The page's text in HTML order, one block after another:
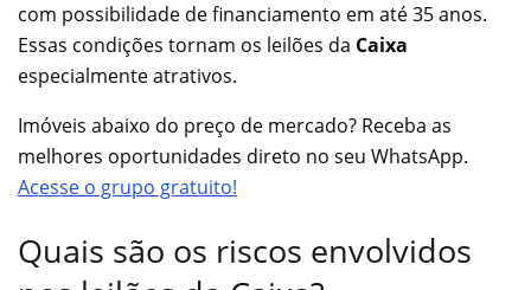
com possibilidade de financiamento em até 35 anos.
Essas condições tornam os leilões da Caixa
especialmente atrativos.
Imóveis abaixo do preço de mercado? Receba as
melhores oportunidades direto no seu WhatsApp.
Acesse o grupo gratuito!
Quais são os riscos envolvidos